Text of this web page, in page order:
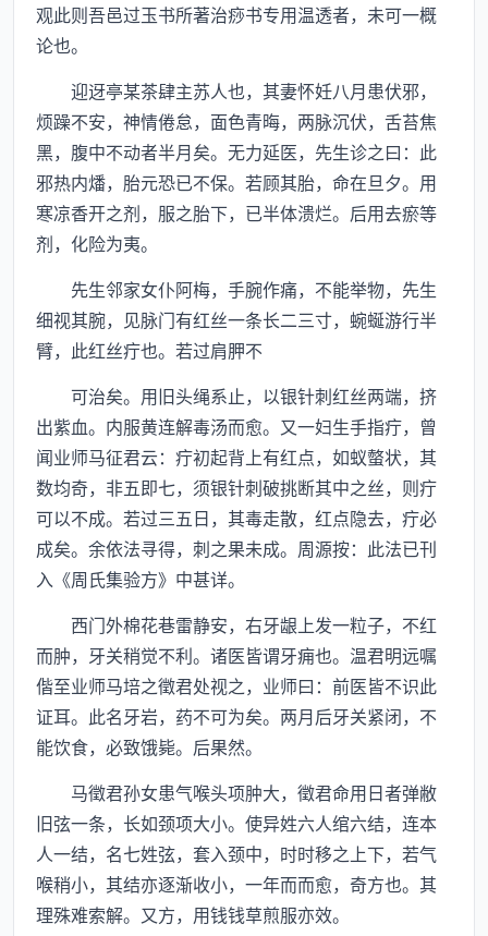
观此则吾邑过玉书所著治痧书专用温透者，未可一概
论也。
迎迓亭某茶肆主苏人也，其妻怀妊八月患伏邪，
烦躁不安，神情倦怠，面色青晦，两脉沉伏，舌苔焦
黑，腹中不动者半月矣。无力延医，先生诊之曰：此
邪热内燔，胎元恐已不保。若顾其胎，命在旦夕。用
寒凉香开之剂，服之胎下，已半体溃烂。后用去瘀等
剂，化险为夷。
先生邻家女仆阿梅，手腕作痛，不能举物，先生
细视其腕，见脉门有红丝一条长二三寸，蜿蜒游行半
臂，此红丝疔也。若过肩胛不
可治矣。用旧头绳系止，以银针刺红丝两端，挤
出紫血。内服黄连解毒汤而愈。又一妇生手指疔，曾
闻业师马征君云：疔初起背上有红点，如蚁螫状，其
数均奇，非五即七，须银针刺破挑断其中之丝，则疔
可以不成。若过三五日，其毒走散，红点隐去，疔必
成矣。余依法寻得，刺之果未成。周源按：此法已刊
入《周氏集验方》中甚详。
西门外棉花巷雷静安，右牙龈上发一粒子，不红
而肿，牙关稍觉不利。诸医皆谓牙痈也。温君明远嘱
偕至业师马培之徵君处视之，业师曰：前医皆不识此
证耳。此名牙岩，药不可为矣。两月后牙关紧闭，不
能饮食，必致饿毙。后果然。
马徵君孙女患气喉头项肿大，徵君命用日者弹敝
旧弦一条，长如颈项大小。使异姓六人绾六结，连本
人一结，名七姓弦，套入颈中，时时移之上下，若气
喉稍小，其结亦逐渐收小，一年而而愈，奇方也。其
理殊难索解。又方，用钱钱草煎服亦效。